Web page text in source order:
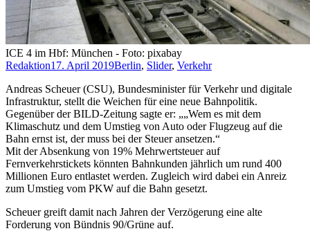
ICE 4 im Hbf: München - Foto: pixabay
Redaktion17. April 2019Berlin, Slider, Verkehr
Andreas Scheuer (CSU), Bundesminister für Verkehr und digitale
Infrastruktur, stellt die Weichen für eine neue Bahnpolitik.
Gegenüber der BILD-Zeitung sagte er: „„Wem es mit dem
Klimaschutz und dem Umstieg von Auto oder Flugzeug auf die
Bahn ernst ist, der muss bei der Steuer ansetzen.“
Mit der Absenkung von 19% Mehrwertsteuer auf
Fernverkehrstickets könnten Bahnkunden jährlich um rund 400
Millionen Euro entlastet werden. Zugleich wird dabei ein Anreiz
zum Umstieg vom PKW auf die Bahn gesetzt.
Scheuer greift damit nach Jahren der Verzögerung eine alte
Forderung von Bündnis 90/Grüne auf.